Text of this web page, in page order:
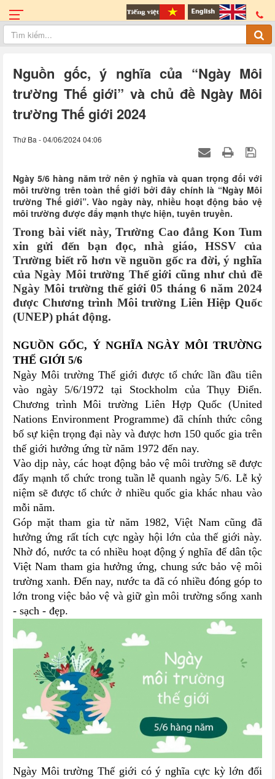
Nguồn gốc, ý nghĩa của “Ngày Môi
trường Thế giới” và chủ đề Ngày Môi
trường Thế giới 2024
Thứ Ba - 04/06/2024 04:06
Ngày 5/6 hàng năm trở nên ý nghĩa và quan trọng đối với
môi trường trên toàn thế giới bởi đây chính là “Ngày Môi
trường Thế giới”. Vào ngày này, nhiều hoạt động bảo vệ
môi trường được đẩy mạnh thực hiện, tuyên truyền.
Trong bài viết này, Trường Cao đẳng Kon Tum
xin gửi đến bạn đọc, nhà giáo, HSSV của
Trường biết rõ hơn về nguồn gốc ra đời, ý nghĩa
của Ngày Môi trường Thế giới cũng như chủ đề
Ngày Môi trường thế giới 05 tháng 6 năm 2024
được Chương trình Môi trường Liên Hiệp Quốc
(UNEP) phát động.
NGUỒN GỐC, Ý NGHĨA NGÀY MÔI TRƯỜNG
THẾ GIỚI 5/6
Ngày Môi trường Thế giới được tổ chức lần đầu tiên
vào ngày 5/6/1972 tại Stockholm của Thụy Điển.
Chương trình Môi trường Liên Hợp Quốc (United
Nations Environment Programme) đã chính thức công
bố sự kiện trọng đại này và được hơn 150 quốc gia trên
thế giới hưởng ứng từ năm 1972 đến nay.
Vào dịp này, các hoạt động bảo vệ môi trường sẽ được
đẩy mạnh tổ chức trong tuần lễ quanh ngày 5/6. Lễ kỷ
niệm sẽ được tổ chức ở nhiều quốc gia khác nhau vào
mỗi năm.
Góp mặt tham gia từ năm 1982, Việt Nam cũng đã
hưởng ứng rất tích cực ngày hội lớn của thế giới này.
Nhờ đó, nước ta có nhiều hoạt động ý nghĩa để dân tộc
Việt Nam tham gia hưởng ứng, chung sức bảo vệ môi
trường xanh. Đến nay, nước ta đã có nhiều đóng góp to
lớn trong việc bảo vệ và giữ gìn môi trường sống xanh
- sạch - đẹp.
Ngày Môi trường Thế giới có ý nghĩa cực kỳ lớn đối